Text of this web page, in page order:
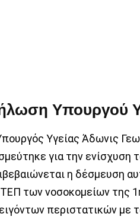
Υπουργού
Υγείας Άδωνις
για την ενίσχυση
η δέσμευση
των νοσοκομείων της
περιστατικών με